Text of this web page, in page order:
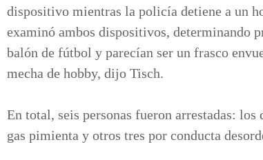
dispositivo mientras la policía detiene a un
examinó ambos dispositivos, determinando
balón de fútbol y parecían ser un frasco
mecha de hobby, dijo Tisch.
En total, seis personas fueron arrestadas:
gas pimienta y otros tres por conducta